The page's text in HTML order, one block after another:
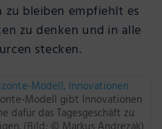
bleiben empfiehlt es
zu denken und in alle
stecken.
Modell gibt Innovationen
dafür das Tagesgeschäft zu